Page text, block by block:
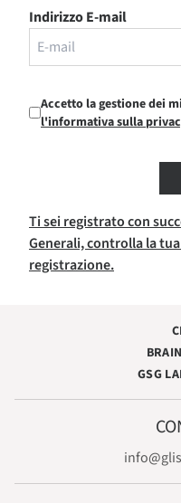
Indirizzo E-mail
Accetto la gestione dei
l'informativa sulla
Ti sei registrato con
Generali, controlla la
registrazione.
GSG